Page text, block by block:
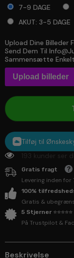
7-9 DAGE
AKUT: 3-5 DAGE
Selection will add
Upload Dine Billeder
Send Dem Til
Sammensætte
Upload billeder
Tilføj til
193 kunder ser
Gratis fragt
Levering inden for
100%
Gratis &
5 Stjerner ⭐⭐⭐⭐⭐
På Trustpilot &
Beskrivelse